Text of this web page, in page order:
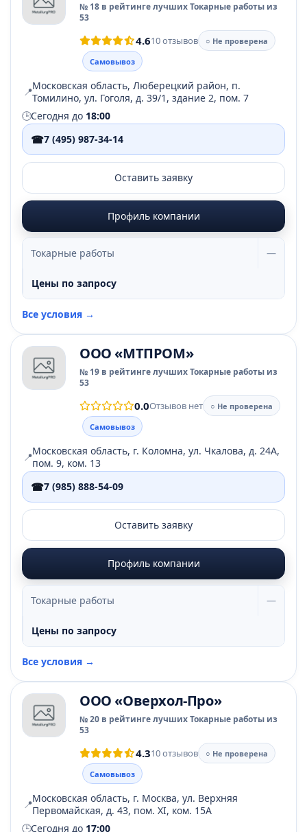
№ 18 в рейтинге лучших Токарные работы из
53
4.610 отзывов
○ Не проверена
Самовывоз
📍Московская область, Люберецкий район, п.
Томилино, ул. Гоголя, д. 39/1, здание 2, пом. 7
🕒Сегодня до 18:00
☎7 (495) 987-34-14
Оставить заявку
Профиль компании
Токарные работы —
Цены по запросу
Все условия →
ООО «МТПРОМ»
№ 19 в рейтинге лучших Токарные работы из
53
0.0Отзывов нет
○ Не проверена
Самовывоз
📍Московская область, г. Коломна, ул. Чкалова, д. 24А,
пом. 9, ком. 13
☎7 (985) 888-54-09
Оставить заявку
Профиль компании
Токарные работы —
Цены по запросу
Все условия →
ООО «Оверхол-Про»
№ 20 в рейтинге лучших Токарные работы из
53
4.310 отзывов
○ Не проверена
Самовывоз
📍Московская область, г. Москва, ул. Верхняя
Первомайская, д. 43, пом. ХI, ком. 15А
🕒Сегодня до 17:00